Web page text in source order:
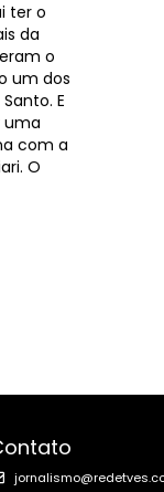
ter o
da
o
um dos
E
uma
com a
O